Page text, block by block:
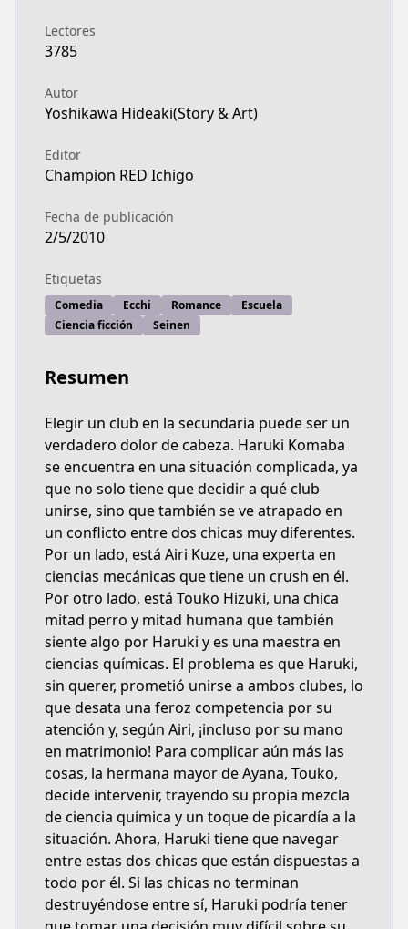
Lectores
3785
Autor
Yoshikawa Hideaki(Story & Art)
Editor
Champion RED Ichigo
Fecha de publicación
2/5/2010
Etiquetas
Comedia Ecchi Romance
Escuela
Ciencia ficción
Seinen
Resumen
Elegir un club en la secundaria puede ser un
verdadero dolor de cabeza. Haruki Komaba
se encuentra en una situación complicada, ya
que no solo tiene que decidir a qué club
unirse, sino que también se ve atrapado en
un conflicto entre dos chicas muy diferentes.
Por un lado, está Airi Kuze, una experta en
ciencias mecánicas que tiene un crush en él.
Por otro lado, está Touko Hizuki, una chica
mitad perro y mitad humana que también
siente algo por Haruki y es una maestra en
ciencias químicas. El problema es que Haruki,
sin querer, prometió unirse a ambos clubes, lo
que desata una feroz competencia por su
atención y, según Airi, ¡incluso por su mano
en matrimonio! Para complicar aún más las
cosas, la hermana mayor de Ayana, Touko,
decide intervenir, trayendo su propia mezcla
de ciencia química y un toque de picardía a la
situación. Ahora, Haruki tiene que navegar
entre estas dos chicas que están dispuestas a
todo por él. Si las chicas no terminan
destruyéndose entre sí, Haruki podría tener